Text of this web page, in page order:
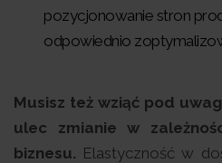
pozycjonowanie stron
odpowiednio
Musisz też wziąć pod
ulec zmianie w
biznesu. Elastyczność w